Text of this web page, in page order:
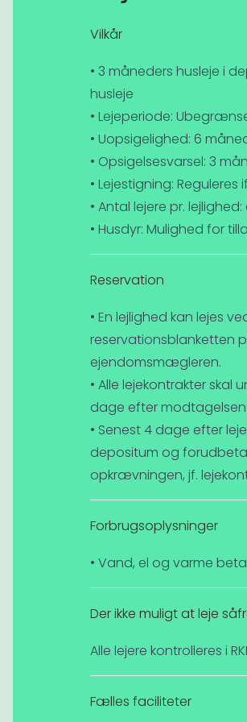
Vilkår
• 3 måneders husleje i
husleje
• Lejeperiode:
• Uopsigelighed: 6
• Opsigelsesvarsel: 3
• Lejestigning:
• Antal lejere pr.
• Husdyr: Mulighed for
Reservation
• En lejlighed kan lejes
reservationsblanketten
ejendomsmægleren.
• Alle lejekontrakter skal
dage efter
• Senest 4 dage efter
depositum og
opkrævningen, jf.
Forbrugsoplysninger
• Vand, el og varme
Der ikke muligt at leje
Alle lejere kontrolleres i
Fælles faciliteter